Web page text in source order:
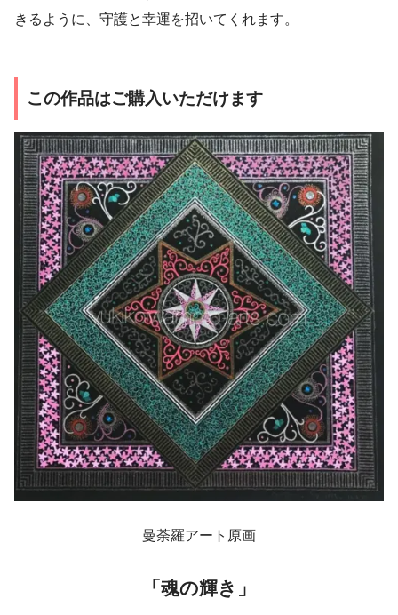
きるように、守護と幸運を招いてくれます。
この作品はご購入いただけます
曼荼羅アート原画
「魂の輝き」